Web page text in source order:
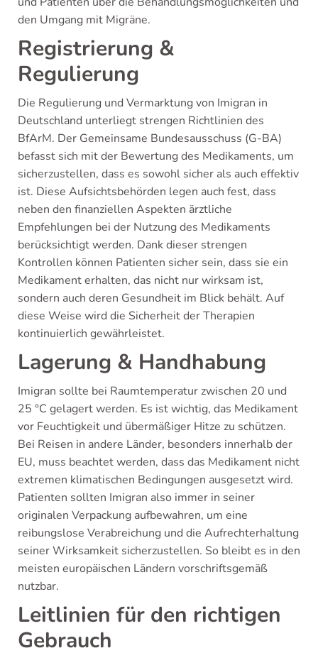
den Umgang mit Migräne.
Registrierung &
Regulierung
Die Regulierung und Vermarktung von Imigran in
Deutschland unterliegt strengen Richtlinien des
BfArM. Der Gemeinsame Bundesausschuss (G-BA)
befasst sich mit der Bewertung des Medikaments, um
sicherzustellen, dass es sowohl sicher als auch effektiv
ist. Diese Aufsichtsbehörden legen auch fest, dass
neben den finanziellen Aspekten ärztliche
Empfehlungen bei der Nutzung des Medikaments
berücksichtigt werden. Dank dieser strengen
Kontrollen können Patienten sicher sein, dass sie ein
Medikament erhalten, das nicht nur wirksam ist,
sondern auch deren Gesundheit im Blick behält. Auf
diese Weise wird die Sicherheit der Therapien
kontinuierlich gewährleistet.
Lagerung & Handhabung
Imigran sollte bei Raumtemperatur zwischen 20 und
25 °C gelagert werden. Es ist wichtig, das Medikament
vor Feuchtigkeit und übermäßiger Hitze zu schützen.
Bei Reisen in andere Länder, besonders innerhalb der
EU, muss beachtet werden, dass das Medikament nicht
extremen klimatischen Bedingungen ausgesetzt wird.
Patienten sollten Imigran also immer in seiner
originalen Verpackung aufbewahren, um eine
reibungslose Verabreichung und die Aufrechterhaltung
seiner Wirksamkeit sicherzustellen. So bleibt es in den
meisten europäischen Ländern vorschriftsgemäß
nutzbar.
Leitlinien für den richtigen
Gebrauch